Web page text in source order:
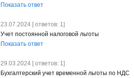
Показать ответ
23.07.2024 [ ответов: 1]
Учет постоянной налоговой льготы
Показать ответ
29.03.2024 [ ответов: 1]
Бухгалтерский учет временной льготы по НДС